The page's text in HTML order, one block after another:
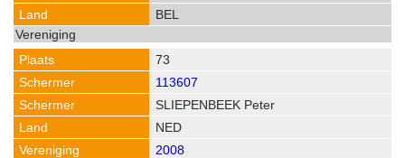
BEL
73
113607
SLIEPENBEEK Peter
NED
2008